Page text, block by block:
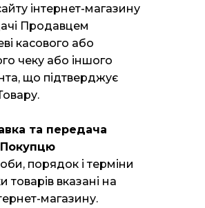
інтернет-магазину
Продавцем
касового або
чеку або іншого
що підтверджує
та передача
порядок і терміни
товарів вказані на
магазину.